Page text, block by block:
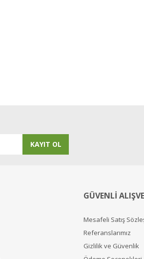
KAYIT OL
GÜVENLİ
Mesafeli Satış
Referanslarımız
Gizlilik ve Güvenlik